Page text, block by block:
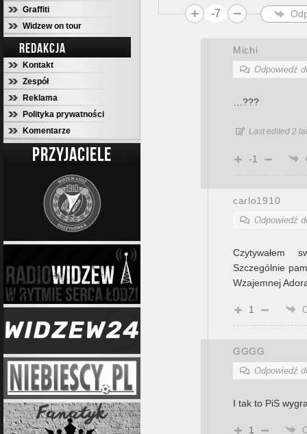
Graffiti
Widzew on tour
REDAKCJA
Kontakt
Zespół
Reklama
Polityka prywatności
Komentarze
PRZYJACIELE
-7
Michi
Odpowiedź
…???
Last edited 2
-1
carlo1910
Odpowiedź
Czytywałem
Szczególnie
Wzajemnej
1
GGGG
Odpowiedź
I tak to PiS
1